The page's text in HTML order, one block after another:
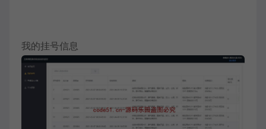
我的挂号信息